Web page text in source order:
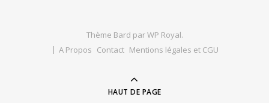
Thème Bard parWP Royal.
A Propos Contact Mentions légales et CGU
HAUT DE PAGE